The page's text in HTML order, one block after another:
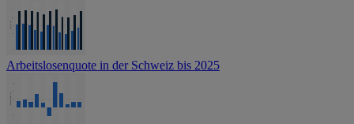
Arbeitslosenquote in der Schweiz bis 2025